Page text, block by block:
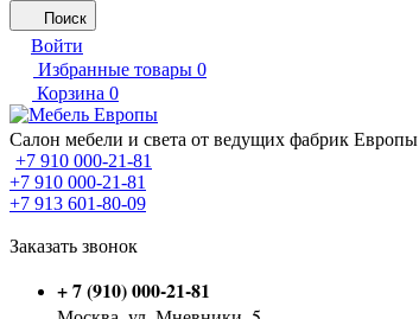
Поиск
Войти
Избранные товары 0
Корзина 0
Салон мебели и света от ведущих фабрик Европы
+7 910 000-21-81
+7 910 000-21-81
+7 913 601-80-09
Заказать звонок
+ 7 (910) 000-21-81